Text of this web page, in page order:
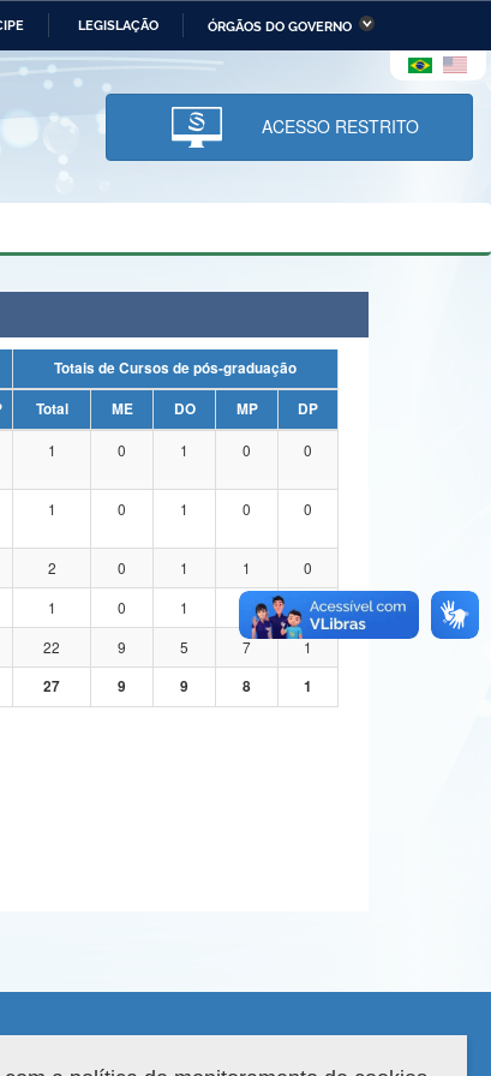
LEGISLAÇÃO ÓRGÃOS DO GOVERNO
Economia Ministério da Infraestrutura
Ministério da Ciência,
Tecnologia, Inovações e
Comunicações
Humanos
ACESSO RESTRITO
Totais de Cursos de pós-graduação
Total ME DO MP
DP
1 0 1 0 0
1 0 1 0 0
2 0 1 1
0
1 0 1
0
22 9 5 7
1
27 9 9 8 1